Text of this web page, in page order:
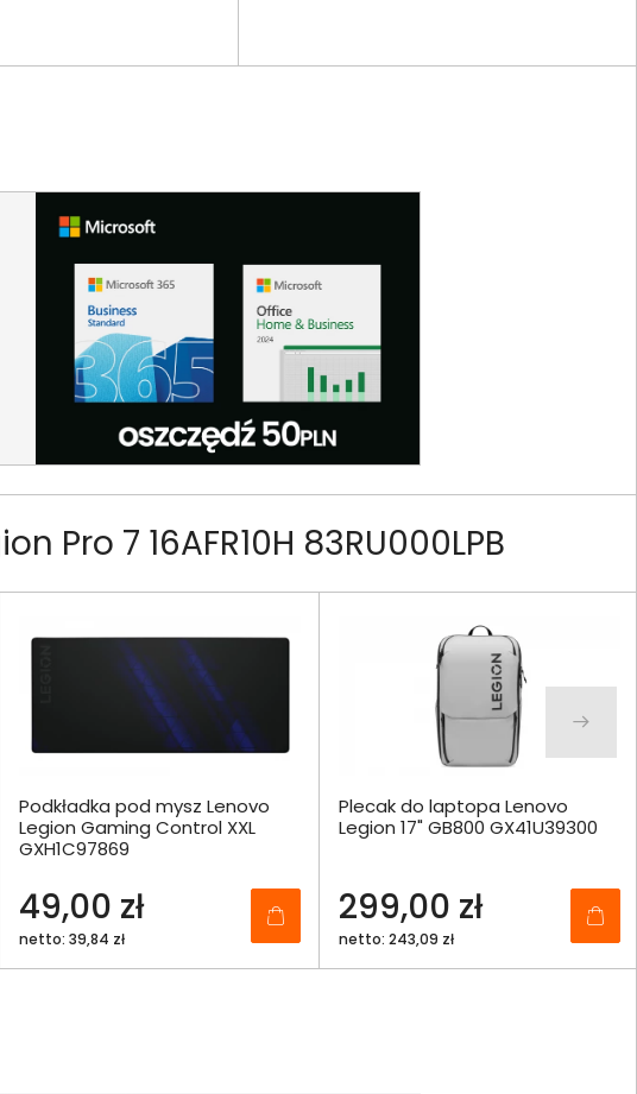
7 16AFR10H 83RU000LPB
Podkładka pod mysz Lenovo
Legion Gaming Control XXL
GXH1C97869
49,00 zł
netto: 39,84 zł
Plecak do laptopa Lenovo
Legion 17" GB800 GX41U39300
299,00 zł
netto: 243,09 zł